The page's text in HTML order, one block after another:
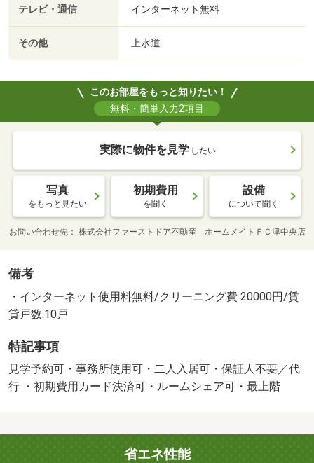
テレビ・通信 インターネット無料
その他 上水道
このお部屋をもっと知りたい！
無料・簡単入力2項目
実際に物件を見学 したい
写真
をもっと見たい
初期費用
を聞く
設備
について聞く
お問い合わせ先 株式会社ファーストドア不動産 ホームメイトＦＣ津中央店
備考
・インターネット使用料無料/クリーニング費 20000円/賃
貸戸数:10戸
特記事項
見学予約可・事務所使用可・二人入居可・保証人不要／代
行 ・初期費用カード決済可・ルームシェア可・最上階
省エネ性能